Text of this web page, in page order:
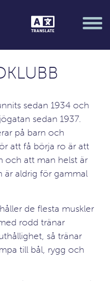
TRANSLATE
sedan 1934 och
sedan 1937.
på barn och
att få börja ro är att
och att man helst är
är aldrig för gammal
de flesta muskler
rodd tränar
så tränar
till bål, rygg och